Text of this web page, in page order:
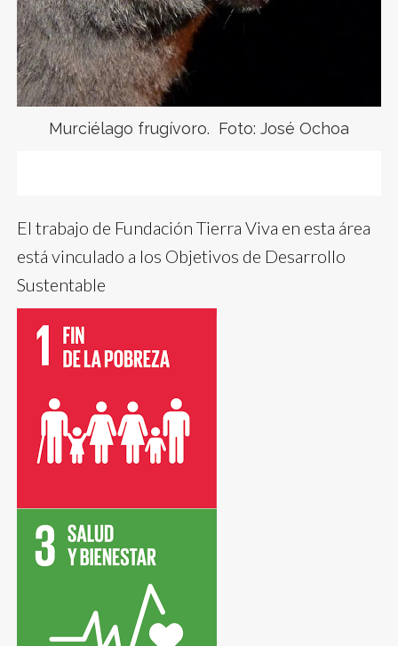
Murciélago frugívoro. Foto: José Ochoa
El trabajo de Fundación Tierra Viva en esta área
está vinculado a los Objetivos de Desarrollo
Sustentable